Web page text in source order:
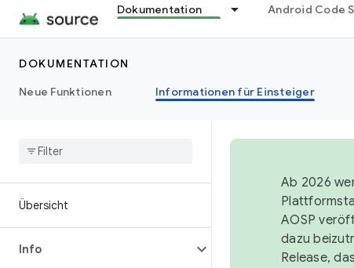
Dokumentation Android Code
DOKUMENTATION
Neue Funktionen
Informationen für Einsteiger
Übersicht
Info
Ab 2026
AOSP
dazu
Release,